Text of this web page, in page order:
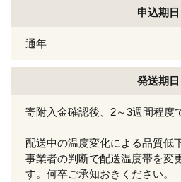
申込期日
通年
発送期日
寄附入金確認後、2～3週間程度
配送中の温度変化による品質低
事業者の判断で配送温度帯を変
す。何卒ご承知おきください。